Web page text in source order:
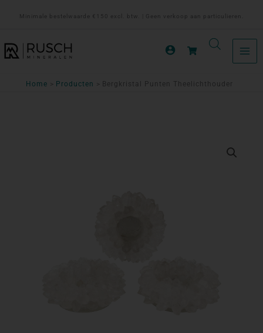
inhoud
Minimale bestelwaarde €150 excl. btw. | Geen verkoop aan particulieren.
Home Producten Bergkristal Punten Theelichthouder